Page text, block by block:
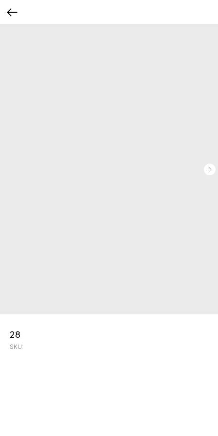
28
SKU: